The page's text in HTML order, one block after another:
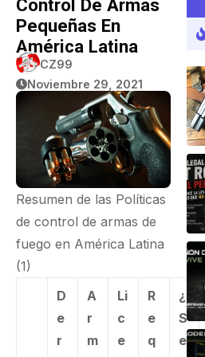
Control De Armas
Pequeñas En
América Latina
CZ99
Noviembre 29, 2021
Resumen de las Políticas
de control de armas de
fuego en América Latina
(1)
D
e
r
A
r
m
Li
c
e
R
e
q
¿
S
e